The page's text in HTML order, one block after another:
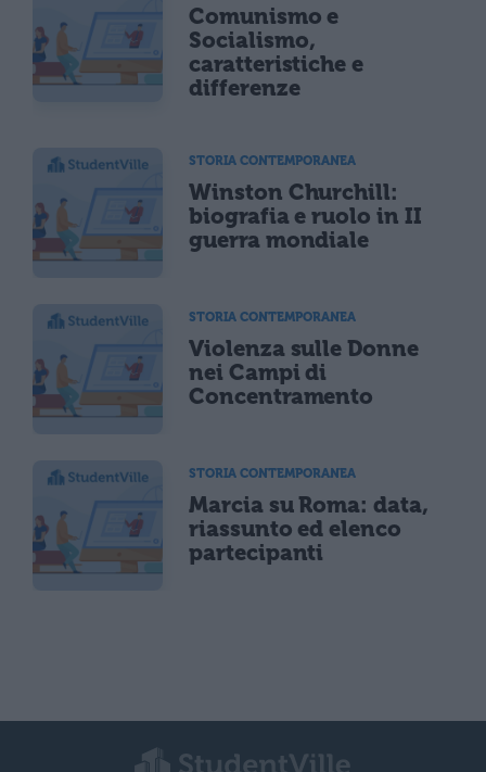
Comunismo e
Socialismo,
caratteristiche e
differenze
STORIA CONTEMPORANEA
Winston Churchill:
biografia e ruolo in II
guerra mondiale
STORIA CONTEMPORANEA
Violenza sulle Donne
nei Campi di
Concentramento
STORIA CONTEMPORANEA
Marcia su Roma: data,
riassunto ed elenco
partecipanti